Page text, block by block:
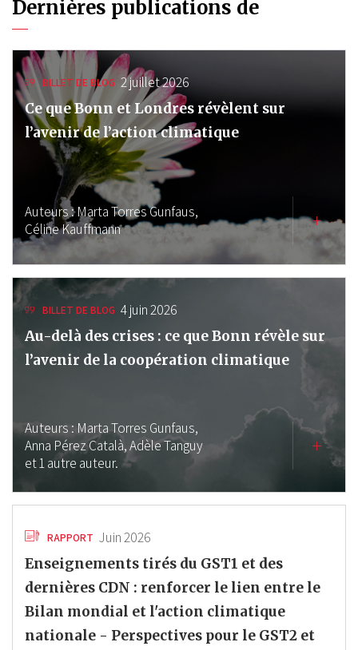
Dernières publications de
BILLET DE BLOG 2 juillet 2026
Ce que Bonn et Londres révèlent sur
l’avenir de l’action climatique
Auteurs :Marta Torres Gunfaus,
Céline Kauffmann
BILLET DE BLOG 4 juin 2026
Au-delà des crises : ce que Bonn révèle sur
l’avenir de la coopération climatique
Auteurs : Marta Torres Gunfaus,
Anna Pérez Català,Adèle Tanguy
et 1 autre auteur.
RAPPORT Juin 2026
Enseignements tirés du GST1 et des
dernières CDN : renforcer le lien entre le
Bilan mondial et l'action climatique
nationale - Perspectives pour le GST2 et